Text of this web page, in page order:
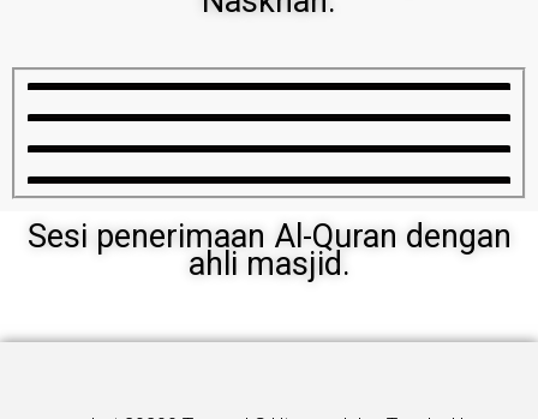
Sesi penerimaan Al-Quran dengan
ahli masjid.